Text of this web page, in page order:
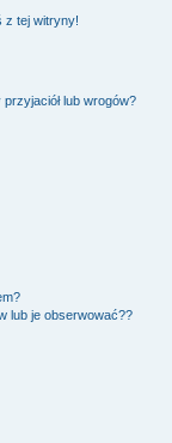
z tej witryny!
lub wrogów?
lub je obserwować??